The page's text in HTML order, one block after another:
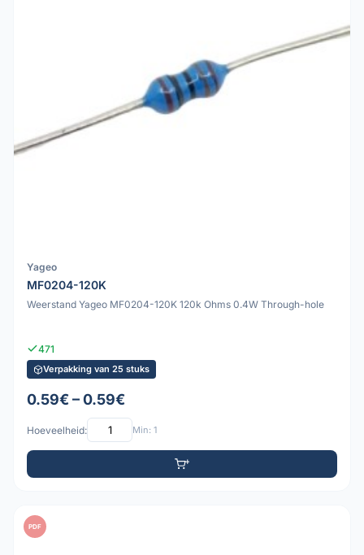
Yageo
MF0204-120K
Weerstand Yageo MF0204-120K 120k Ohms 0.4W Through-hole
471
Verpakking van 25 stuks
0.59€ – 0.59€
Hoeveelheid: Min: 1
PDF